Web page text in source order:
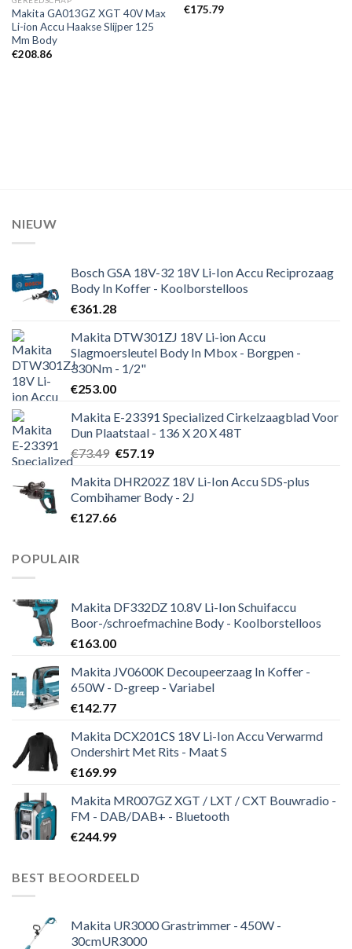
Makita GA013GZ XGT 40V Max
Li-ion Accu Haakse Slijper 125
Mm Body
€208.86
€175.79
NIEUW
Bosch GSA 18V-32 18V Li-Ion Accu Reciprozaag
Body In Koffer - Koolborstelloos
€361.28
Makita DTW301ZJ 18V Li-ion Accu
Slagmoersleutel Body In Mbox - Borgpen -
330Nm - 1/2"
€253.00
Makita E-23391 Specialized Cirkelzaagblad Voor
Dun Plaatstaal - 136 X 20 X 48T
€73.49 Oorspronkelijke
was:
€73.49.
€57.19Huidige
is:
€57.19.
Makita DHR202Z 18V Li-Ion Accu SDS-plus
Combihamer Body - 2J
€127.66
POPULAIR
Makita DF332DZ 10.8V Li-Ion Schuifaccu
Boor-/schroefmachine Body - Koolborstelloos
€163.00
Makita JV0600K Decoupeerzaag In Koffer -
650W - D-greep - Variabel
€142.77
Makita DCX201CS 18V Li-Ion Accu Verwarmd
Ondershirt Met Rits - Maat S
€169.99
Makita MR007GZ XGT / LXT / CXT Bouwradio -
FM - DAB/DAB+ - Bluetooth
€244.99
BEST BEOORDEELD
Makita UR3000 Grastrimmer - 450W -
30cmUR3000